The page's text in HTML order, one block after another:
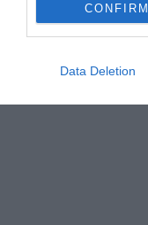
CONFIRM
Data Deletion